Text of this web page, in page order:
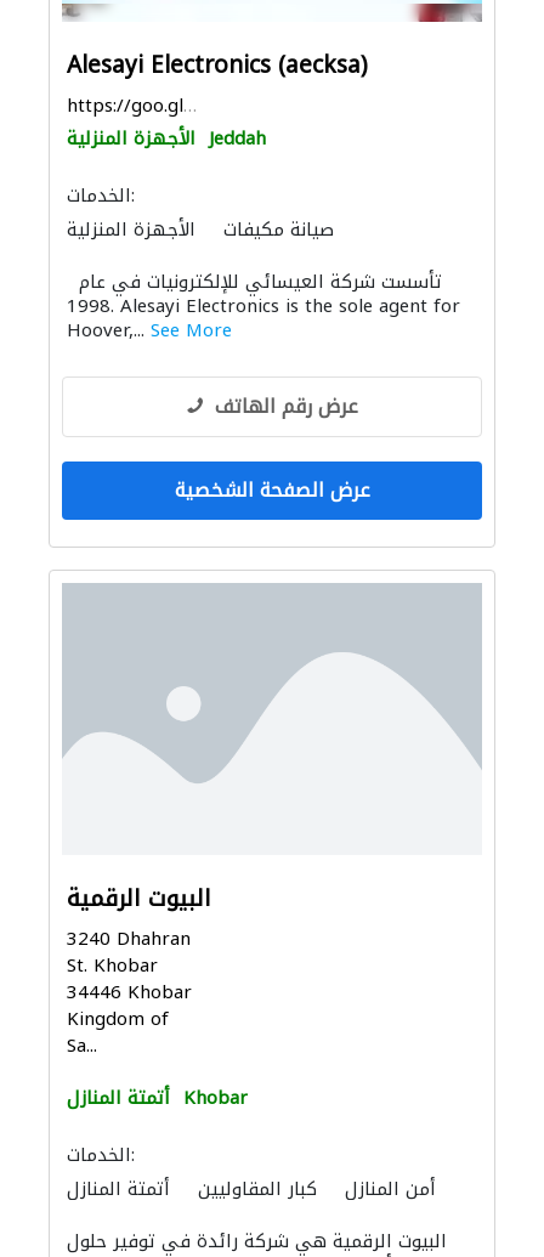
Alesayi Electronics (aecksa)
https://goo.gl/maps/RrEiX8Y2cLmSUk8T8
الأجهزة المنزلية Jeddah
الخدمات:
الأجهزة المنزلية
صيانة مكيفات
الاكسسوارات المواقد والمدافئ الصوتيات
1998. Alesayi Electronics is the sole agent for
Hoover,... See More
عرض رقم الهاتف
عرض الصفحة الشخصية
البيوت الرقمية
3240 Dhahran
St. Khobar
34446 Khobar
Kingdom of
Sa...
أتمتة المنازل Khobar
الخدمات:
أتمتة المنازل
كبار المقاوليين أمن المنازل
توصيل الكابلات وتركيب الشبكات
البيوت الرقمية هي شركة رائدة في توفير حلول